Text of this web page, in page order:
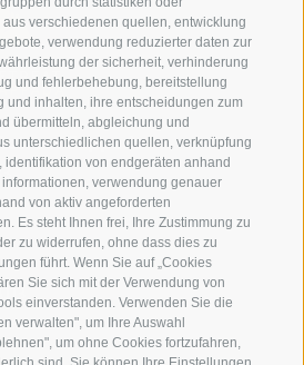
verschiedenen quellen, entwicklung
verwendung reduzierter daten zur
der sicherheit, verhinderung
und fehlerbehebung, bereitstellung
und inhalten, ihre entscheidungen zum
übermitteln, abgleichung und
unterschiedlichen quellen, verknüpfung
von endgeräten anhand
verwendung genauer
von aktiv angeforderten
Es steht Ihnen frei, Ihre Zustimmung zu
zu widerrufen, ohne dass dies zu
führt. Wenn Sie auf „Cookies
Sie sich mit der Verwendung von
einverstanden. Verwenden Sie die
verwalten", um Ihre Auswahl
um ohne Cookies fortzufahren,
Sappada